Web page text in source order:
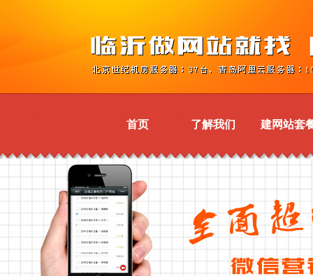
首页 了解我们 建网站套